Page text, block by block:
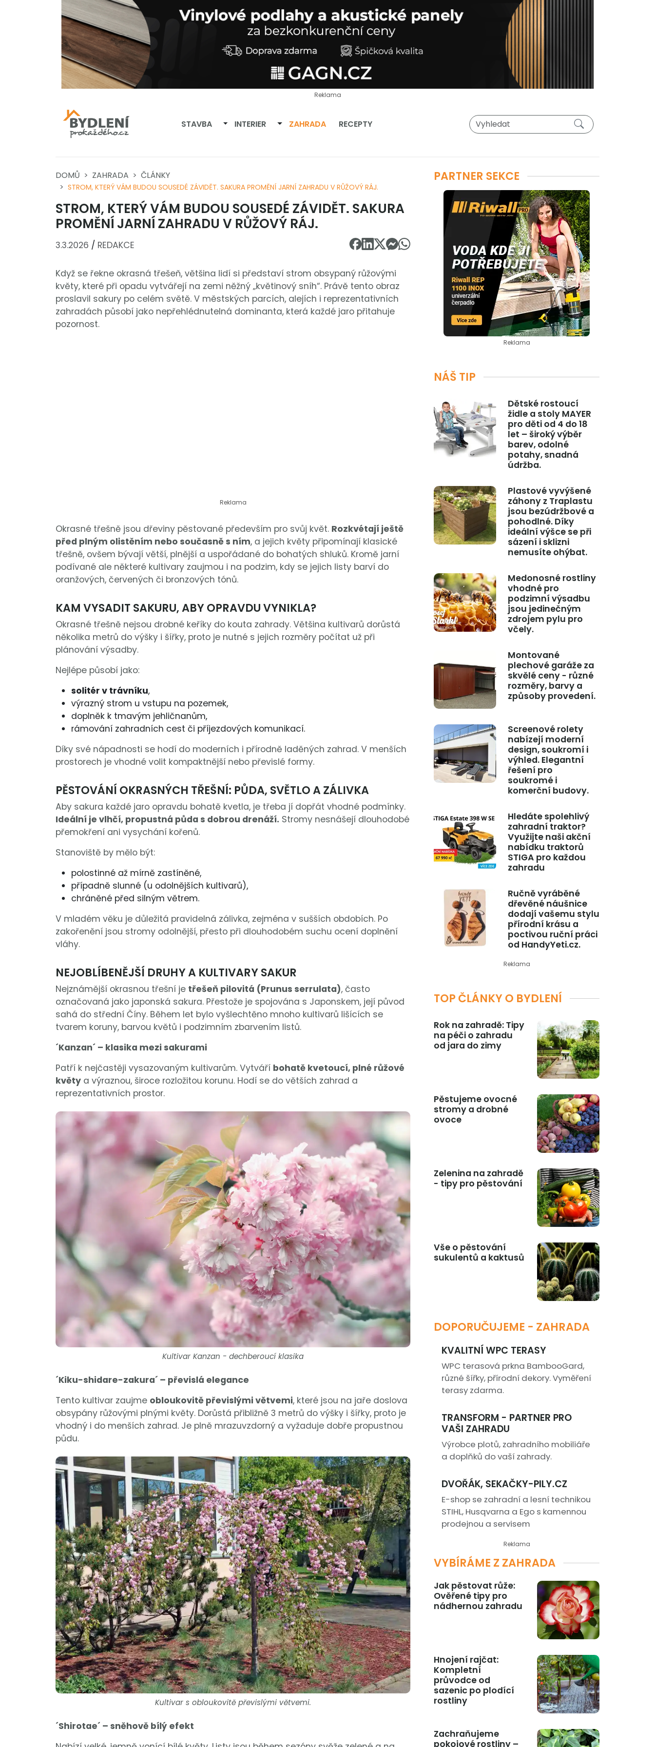
Reklama
STAVBA Přepnout dropdown
INTERIER Přepnout dropdown
ZAHRADA RECEPTY
DOMŮ ZAHRADA ČLÁNKY
STROM, KTERÝ VÁM BUDOU SOUSEDÉ ZÁVIDĚT. SAKURA PROMĚNÍ JARNÍ ZAHRADU V RŮŽOVÝ RÁJ.
STROM, KTERÝ VÁM BUDOU SOUSEDÉ ZÁVIDĚT. SAKURA
PROMĚNÍ JARNÍ ZAHRADU V RŮŽOVÝ RÁJ.
3.3.2026 / REDAKCE
Když se řekne okrasná třešeň, většina lidí si představí strom obsypaný růžovými
květy, které při opadu vytvářejí na zemi něžný „květinový sníh“. Právě tento obraz
proslavil sakury po celém světě. V městských parcích, alejích i reprezentativních
zahradách působí jako nepřehlédnutelná dominanta, která každé jaro přitahuje
pozornost.
Reklama
Okrasné třešně jsou dřeviny pěstované především pro svůj květ. Rozkvétají ještě
před plným olistěním nebo současně s ním, a jejich květy připomínají klasické
třešně, ovšem bývají větší, plnější a uspořádané do bohatých shluků. Kromě jarní
podívané ale některé kultivary zaujmou i na podzim, kdy se jejich listy barví do
oranžových, červených či bronzových tónů.
KAM VYSADIT SAKURU, ABY OPRAVDU VYNIKLA?
Okrasné třešně nejsou drobné keříky do kouta zahrady. Většina kultivarů dorůstá
několika metrů do výšky i šířky, proto je nutné s jejich rozměry počítat už při
plánování výsadby.
Nejlépe působí jako:
solitér v trávníku,
výrazný strom u vstupu na pozemek,
doplněk k tmavým jehličnanům,
rámování zahradních cest či příjezdových komunikací.
Díky své nápadnosti se hodí do moderních i přírodně laděných zahrad. V menších
prostorech je vhodné volit kompaktnější nebo převislé formy.
PĚSTOVÁNÍ OKRASNÝCH TŘEŠNÍ: PŮDA, SVĚTLO A ZÁLIVKA
Aby sakura každé jaro opravdu bohatě kvetla, je třeba jí dopřát vhodné podmínky.
Ideální je vlhčí, propustná půda s dobrou drenáží. Stromy nesnášejí dlouhodobé
přemokření ani vysychání kořenů.
Stanoviště by mělo být:
polostinné až mírně zastíněné,
případně slunné (u odolnějších kultivarů),
chráněné před silným větrem.
V mladém věku je důležitá pravidelná zálivka, zejména v sušších obdobích. Po
zakořenění jsou stromy odolnější, přesto při dlouhodobém suchu ocení doplnění
vláhy.
NEJOBLÍBENĚJŠÍ DRUHY A KULTIVARY SAKUR
Nejznámější okrasnou třešní je třešeň pilovitá (Prunus serrulata), často
označovaná jako japonská sakura. Přestože je spojována s Japonskem, její původ
sahá do střední Číny. Během let bylo vyšlechtěno mnoho kultivarů lišících se
tvarem koruny, barvou květů i podzimním zbarvením listů.
´Kanzan´ – klasika mezi sakurami
Patří k nejčastěji vysazovaným kultivarům. Vytváří bohatě kvetoucí, plné růžové
květy a výraznou, široce rozložitou korunu. Hodí se do větších zahrad a
reprezentativních prostor.
Kultivar Kanzan - dechberoucí klasika
´Kiku-shidare-zakura´ – převislá elegance
Tento kultivar zaujme obloukovitě převislými větvemi, které jsou na jaře doslova
obsypány růžovými plnými květy. Dorůstá přibližně 3 metrů do výšky i šířky, proto je
vhodný i do menších zahrad. Je plně mrazuvzdorný a vyžaduje dobře propustnou
půdu.
Kultivar s obloukovitě převislými větvemi.
´Shirotae´ – sněhově bílý efekt
PARTNER SEKCE
Reklama
NÁŠ TIP
Dětské rostoucí
židle a stoly MAYER
pro děti od 4 do 18
let – široký výběr
barev, odolné
potahy, snadná
údržba.
Plastové vyvýšené
záhony z Traplastu
jsou bezúdržbové a
pohodlné. Díky
ideální výšce se při
sázení i sklizni
nemusíte ohýbat.
Medonosné rostliny
vhodné pro
podzimní výsadbu
jsou jedinečným
zdrojem pylu pro
včely.
Montované
plechové garáže za
skvělé ceny - různé
rozměry, barvy a
způsoby provedení.
Screenové rolety
nabízejí moderní
design, soukromí i
výhled. Elegantní
řešení pro
soukromé i
komerční budovy.
Hledáte spolehlivý
zahradní traktor?
Využijte naši akční
nabídku traktorů
STIGA pro každou
zahradu
Ručně vyráběné
dřevěné náušnice
dodají vašemu stylu
přírodní krásu a
poctivou ruční práci
od HandyYeti.cz.
Reklama
TOP ČLÁNKY O BYDLENÍ
Rok na zahradě: Tipy
na péči o zahradu
od jara do zimy
Pěstujeme ovocné
stromy a drobné
ovoce
Zelenina na zahradě
- tipy pro pěstování
Vše o pěstování
sukulentů a kaktusů
DOPORUČUJEME - ZAHRADA
KVALITNÍ WPC TERASY
WPC terasová prkna BambooGard,
různé šířky, přírodní dekory. Vyměření
terasy zdarma.
TRANSFORM - PARTNER PRO
VAŠI ZAHRADU
Výrobce plotů, zahradního mobiliáře
a doplňků do vaší zahrady.
DVOŘÁK, SEKAČKY-PILY.CZ
E-shop se zahradní a lesní technikou
STIHL, Husqvarna a Ego s kamennou
prodejnou a servisem
Reklama
VYBÍRÁME Z ZAHRADA
Jak pěstovat růže:
Ověřené tipy pro
nádhernou zahradu
Hnojení rajčat:
Kompletní
průvodce od
sazenic po plodící
rostliny
Zachraňujeme
pokojové rostliny –